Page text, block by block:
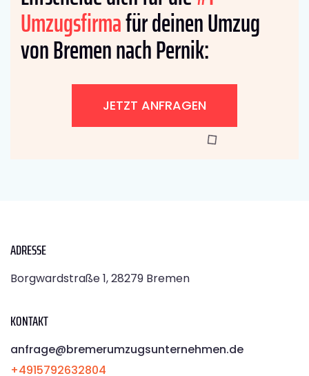
Umzugsfirmafür deinen Umzug
von Bremen nach Pernik:
JETZT ANFRAGEN
ADRESSE
Borgwardstraße 1, 28279 Bremen
KONTAKT
anfrage@bremerumzugsunternehmen.de
+4915792632804